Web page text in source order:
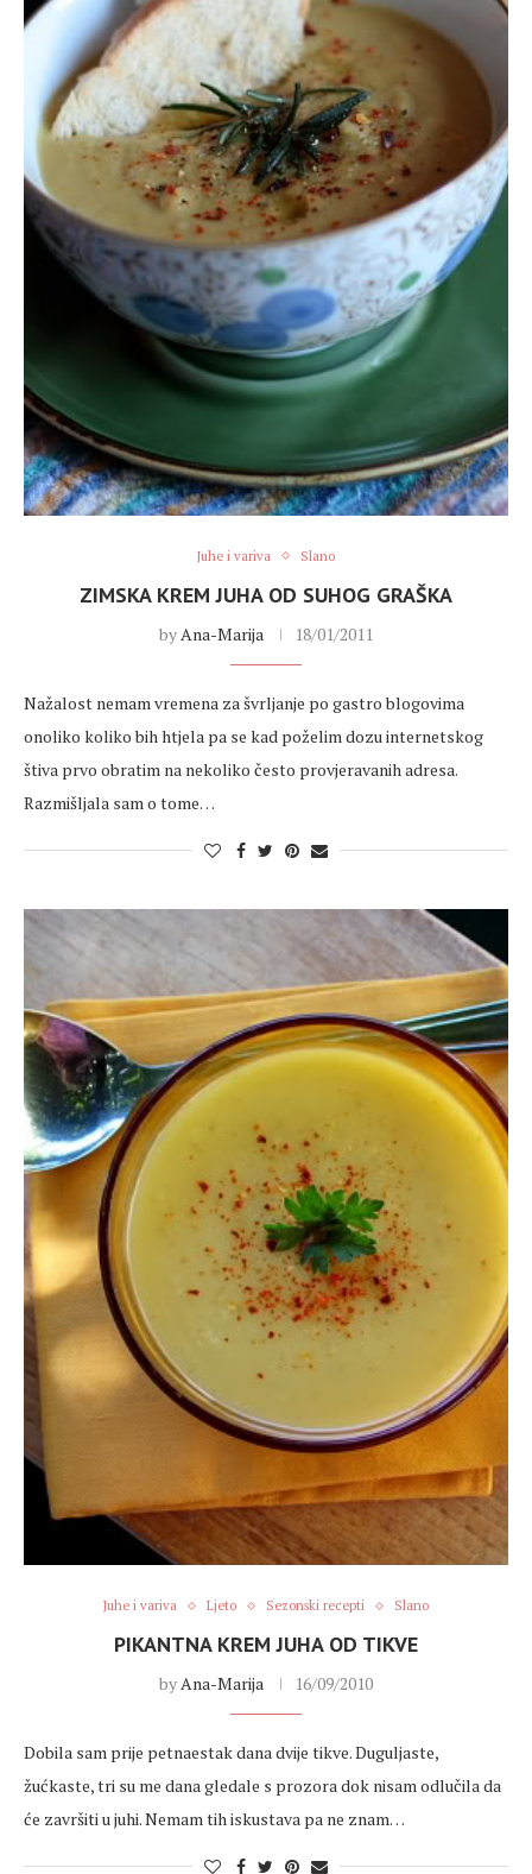
Juhe i variva Slano
ZIMSKA KREM JUHA OD SUHOG GRAŠKA
by Ana-Marija 18/01/2011
Nažalost nemam vremena za švrljanje po gastro blogovima
onoliko koliko bih htjela pa se kad poželim dozu internetskog
štiva prvo obratim na nekoliko često provjeravanih adresa.
Razmišljala sam o tome…
Juhe i variva Ljeto Sezonski recepti Slano
PIKANTNA KREM JUHA OD TIKVE
byAna-Marija 16/09/2010
Dobila sam prije petnaestak dana dvije tikve. Duguljaste,
žućkaste, tri su me dana gledale s prozora dok nisam odlučila da
će završiti u juhi. Nemam tih iskustava pa ne znam…